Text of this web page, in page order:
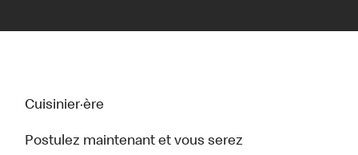
Cuisinier·ère
Postulez maintenant et vous serez